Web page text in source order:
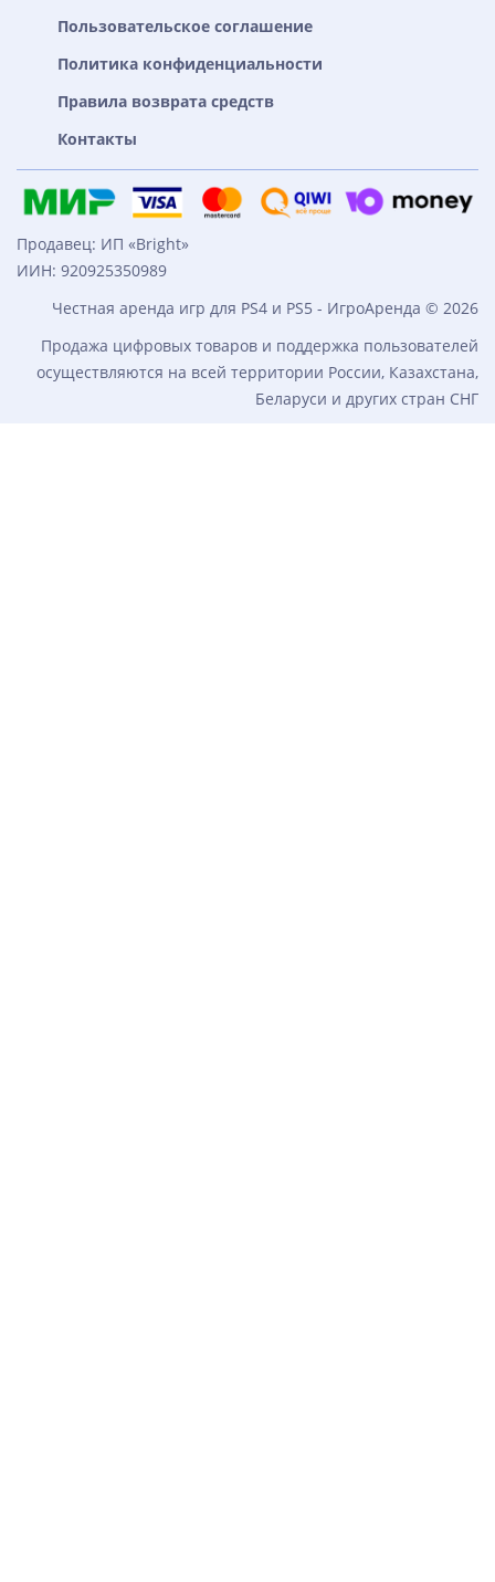
Пользовательское соглашение
Политика конфиденциальности
Правила возврата средств
Контакты
Продавец: ИП «Bright»
ИИН: 920925350989
Честная аренда игр для PS4 и PS5 - ИгроАренда © 2026
Продажа цифровых товаров и поддержка пользователей
осуществляются на всей территории России, Казахстана,
Беларуси и других стран СНГ